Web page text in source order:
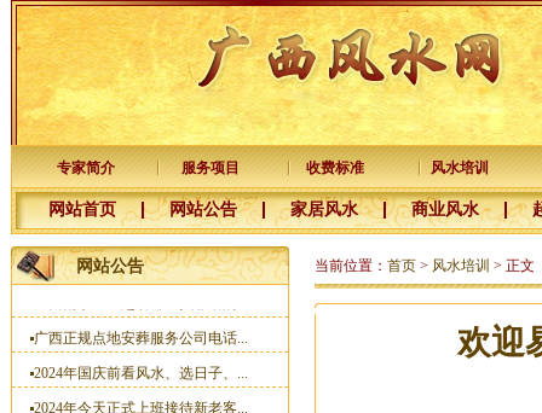
专家简介 服务项目 收费标准 风水培训
网站首页 网站公告 家居风水 商业风水
网站公告
南宁专业老牌起名大师杨易达为...
新年快乐，感谢新老客户十五年...
河池徐老板您交的预约点墓地定...
杨公风水培训班国庆节开班了
2025年元月1日前交定金看风水的...
广西杨公三元风水培训大师
一分预防大于十分治疗
梧州李福主宝宝名字已取好
广西南宁宝宝起名哪里找靠谱的...
广西正规点地安葬服务公司电话...
2024年国庆前看风水、选日子、...
2024年今天正式上班接待新老客...
当前位置： 首页 > 风水培训 > 正文
欢迎